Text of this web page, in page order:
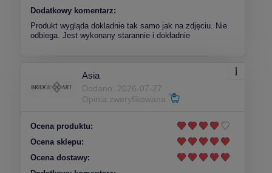
Dodatkowy komentarz:
Produkt wygląda dokladnie tak samo jak na zdjęciu. Nie
odbiega. Jest wykonany starannie i dokładnie
Asia
Dodano: 2026-07-27
Opinia zweryfikowana
Ocena produktu:
Ocena sklepu:
Ocena dostawy: